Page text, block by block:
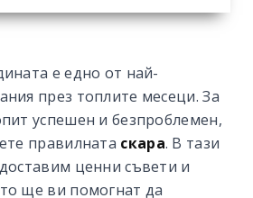
е едно от най-
през топлите месеци. За
успешен и безпроблемен,
правилната скара. В тази
ценни съвети и
ще ви помогнат да